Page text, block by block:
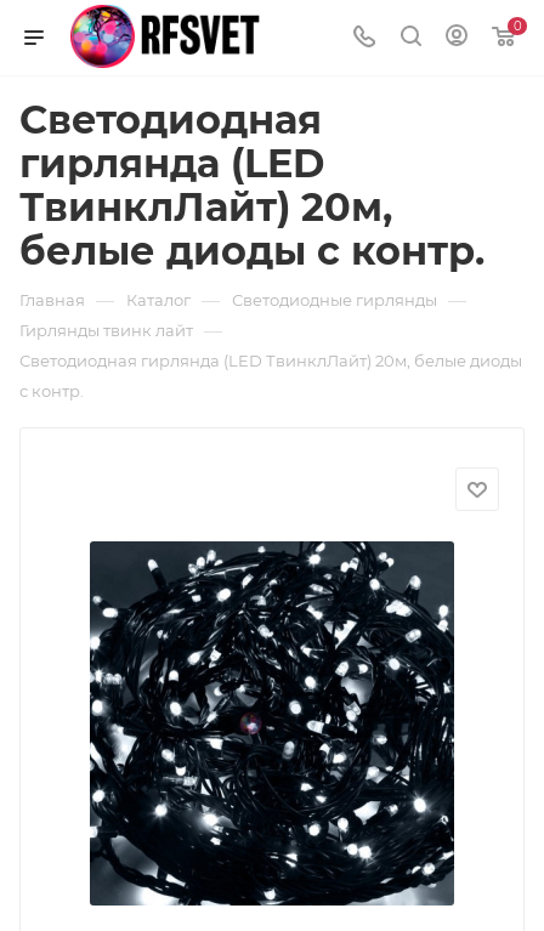
0
Светодиодная
гирлянда (LED
ТвинклЛайт) 20м,
белые диоды с контр.
Главная — Каталог — Светодиодные гирлянды —
Гирлянды твинк лайт —
Светодиодная гирлянда (LED ТвинклЛайт) 20м, белые диоды
с контр.